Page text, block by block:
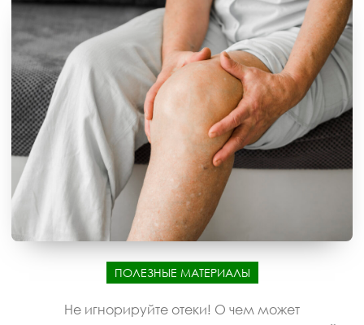
ПОЛЕЗНЫЕ МАТЕРИАЛЫ
Не игнорируйте отеки! О чем может